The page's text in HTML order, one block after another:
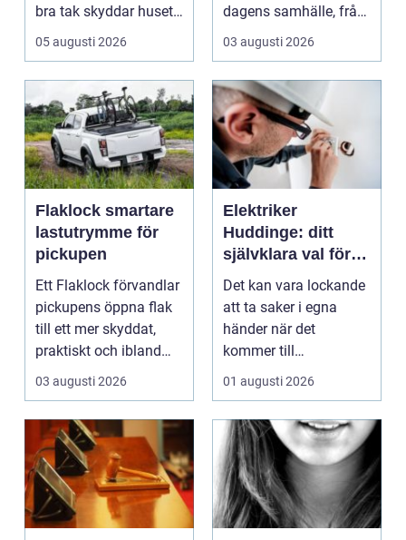
bra tak skyddar huset
mot regn, s...
05 augusti 2026
dagens samhälle, från
små hushållsapparater
till stor...
03 augusti 2026
Flaklock smartare
lastutrymme för
pickupen
Ett Flaklock förvandlar
pickupens öppna flak
till ett mer skyddat,
praktiskt och ibland
också mer br...
03 augusti 2026
Elektriker
Huddinge: ditt
självklara val för
säker elinstallation
Det kan vara lockande
att ta saker i egna
händer när det
kommer till
hemförbättr...
01 augusti 2026